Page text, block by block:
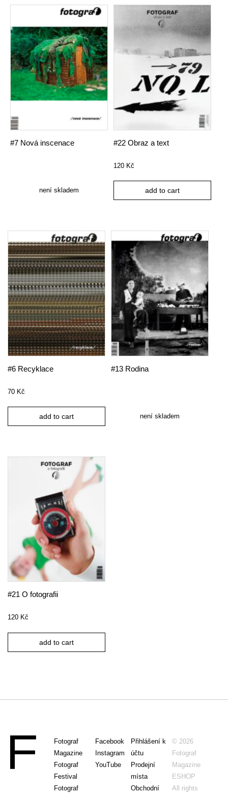
#7 Nová inscenace
není skladem
#22 Obraz a text
120 Kč
add to cart
#6 Recyklace
70 Kč
add to cart
#13 Rodina
není skladem
#21 O fotografii
120 Kč
add to cart
Fotograf
Magazine
Fotograf
Festival
Fotograf
Facebook
Instagram
YouTube
Přihlášení k
účtu
Prodejní
místa
Obchodní
© 2026
Fotograf
Magazine
ESHOP
All rights